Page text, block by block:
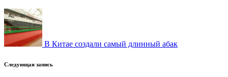
записи
В Китае создали самый длинный абак
Следующая запись